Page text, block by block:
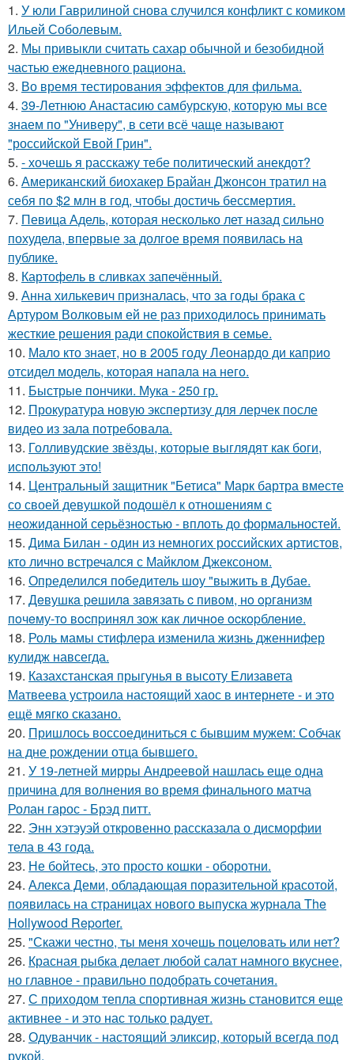
1. У юли Гаврилиной снова случился конфликт с комиком
Ильей Соболевым.
2. Мы привыкли считать сахар обычной и безобидной
частью ежедневного рациона.
3. Во время тестирования эффектов для фильма.
4. 39-Летнюю Анастасию самбурскую, которую мы все
знаем по "Универу", в сети всё чаще называют
"российской Евой Грин".
5. - хочешь я расскажу тебе политический анекдот?
6. Американский биохакер Брайан Джонсон тратил на
себя по $2 млн в год, чтобы достичь бессмертия.
7. Певица Адель, которая несколько лет назад сильно
похудела, впервые за долгое время появилась на
публике.
8. Картофель в сливках запечённый.
9. Анна хилькевич призналась, что за годы брака с
Артуром Волковым ей не раз приходилось принимать
жесткие решения ради спокойствия в семье.
10. Мало кто знает, но в 2005 году Леонардо ди каприо
отсидел модель, которая напала на него.
11. Быстрые пончики. Мука - 250 гр.
12. Прокуратура новую экспертизу для лерчек после
видео из зала потребовала.
13. Голливудские звёзды, которые выглядят как боги,
используют это!
14. Центральный защитник "Бетиса" Марк бартра вместе
со своей девушкой подошёл к отношениям с
неожиданной серьёзностью - вплоть до формальностей.
15. Дима Билан - один из немногих российских артистов,
кто лично встречался с Майклом Джексоном.
16. Определился победитель шоу "выжить в Дубае.
17. Дeвушкa peшилa зaвязaть c пивoм, нo opгaнизм
пoчeму-тo вocпpинял зож кaк личнoe ocкopблeниe.
18. Роль мамы стифлера изменила жизнь дженнифер
кулидж навсегда.
19. Казахстанская прыгунья в высоту Елизавета
Матвеева устроила настоящий хаос в интернете - и это
ещё мягко сказано.
20. Пришлось воссоединиться с бывшим мужем: Собчак
на дне рождении отца бывшего.
21. У 19-летней мирры Андреевой нашлась еще одна
причина для волнения во время финального матча
Ролан гарос - Брэд питт.
22. Энн хэтэуэй откровенно рассказала о дисморфии
тела в 43 года.
23. Не бойтесь, это просто кошки - оборотни.
24. Алекса Деми, обладающая поразительной красотой,
появилась на страницах нового выпуска журнала The
Hollywood Reporter.
25. "Скажи честно, ты меня хочешь поцеловать или нет?
26. Красная рыбка делает любой салат намного вкуснее,
но главное - правильно подобрать сочетания.
27. С приходом тепла спортивная жизнь становится еще
активнее - и это нас только радует.
28. Одуванчик - настоящий эликсир, который всегда под
рукой.